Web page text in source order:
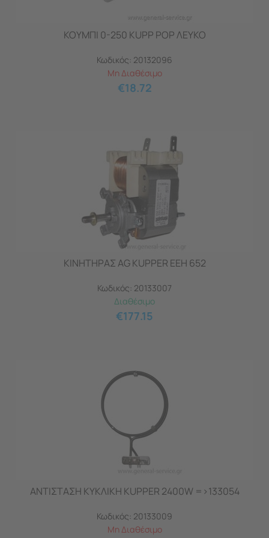
ΚΟΥΜΠΙ 0-250 KUPP POP ΛΕΥΚΟ
Κωδικός: 20132096
Μη Διαθέσιμο
€18.72
ΚΙΝΗΤΗΡΑΣ AG KUPPER EEH 652
Κωδικός: 20133007
Διαθέσιμο
€177.15
ΑΝΤΙΣΤΑΣΗ ΚΥΚΛΙΚΗ KUPPER 2400W =>133054
Κωδικός: 20133009
Μη Διαθέσιμο